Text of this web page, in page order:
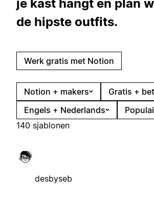
je kast hangt en plan
de hipste outfits.
Werk gratis met Notion
Notion + makers
Gratis +
Engels + Nederlands
140 sjablonen
desbyseb